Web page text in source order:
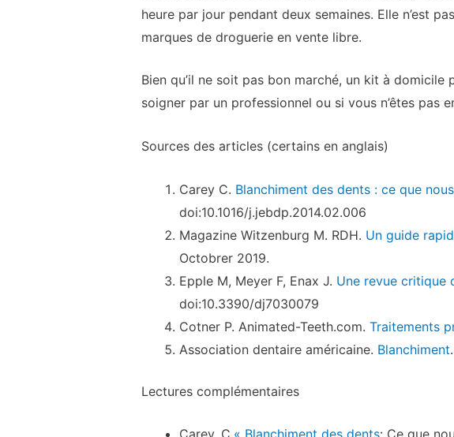
heure par jour pendant deux semaines. Elle n’est
marques de droguerie en vente libre.
Bien qu’il ne soit pas bon marché, un kit à
soigner par un professionnel ou si vous n’êtes pas
Sources des articles (certains en anglais)
Carey C. Blanchiment des dents : ce que
doi:10.1016/j.jebdp.2014.02.006
Magazine Witzenburg M. RDH. Un guide
Octobrer 2019.
Epple M, Meyer F, Enax J. Une revue critique
doi:10.3390/dj7030079
Cotner P. Animated-Teeth.com. Traitements
Association dentaire américaine. Blanchiment
Lectures complémentaires